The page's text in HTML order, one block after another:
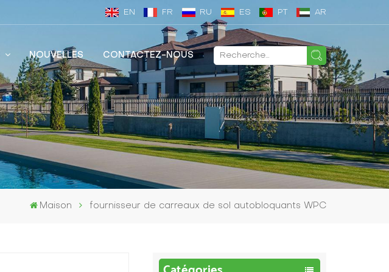
EN FR RU ES PT AR
NOUVELLES CONTACTEZ-NOUS
Maison fournisseur de carreaux de sol autobloquants WPC